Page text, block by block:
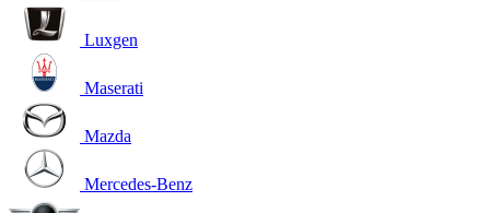
Luxgen
Maserati
Mazda
Mercedes-Benz